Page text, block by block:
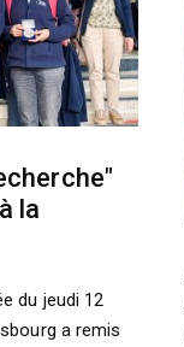
la
du jeudi 12
a remis